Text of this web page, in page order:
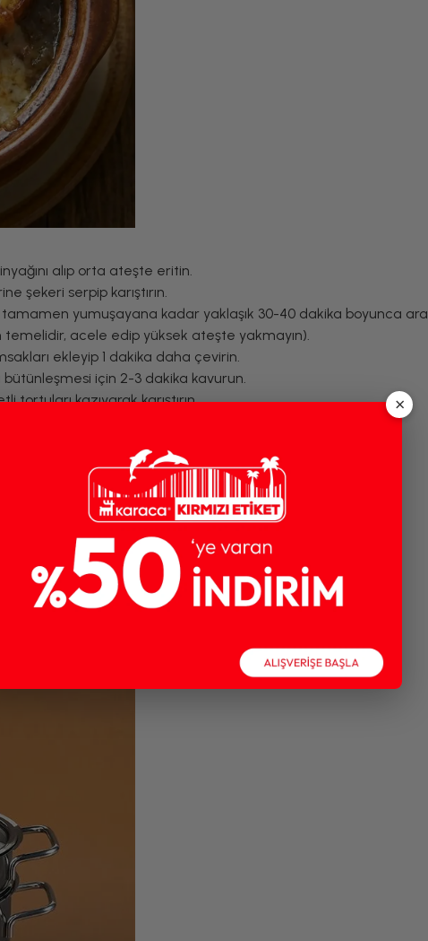
alıp orta ateşte eritin.
şekeri serpip karıştırın.
tamamen yumuşayana kadar yaklaşık 30-40 dakika boyunca ara
temelidir, acele edip yüksek ateşte yakmayın).
ekleyip 1 dakika daha çevirin.
bütünleşmesi için 2-3 dakika kavurun.
kazıyarak karıştırın.
karabiberi ekleyin.
kısıp kapağı yarı açık şekilde yaklaşık 20-25 dakika
çıkarın.
de hafifçe kızartın (çorbanın içinde hemen hamur
çorbayı paylaştırın.
(ekmekler çorbanın yüzeyini kaplamalıdır).
gibi kızarana kadar fırınlayın.
×